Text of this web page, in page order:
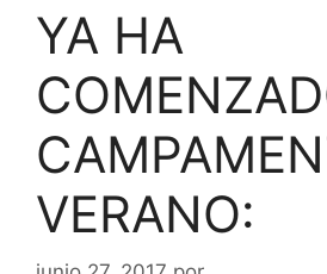
YA HA
VERANO: